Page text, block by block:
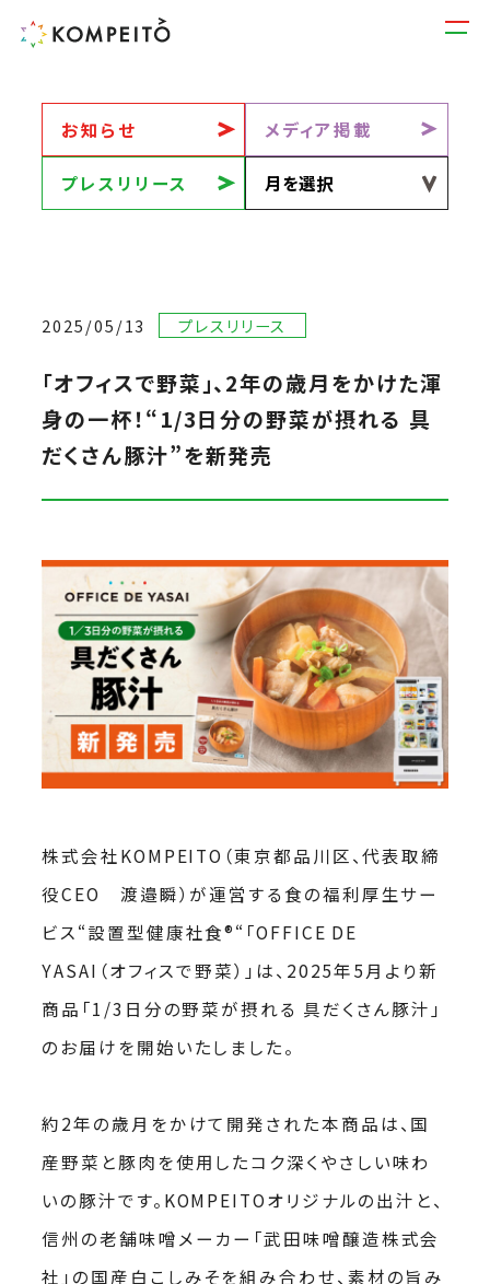
お知らせ メディア掲載
プレスリリース
2025/05/13 プレスリリース
「オフィスで野菜」、2年の歳月をかけた渾
身の一杯！“1/3日分の野菜が摂れる 具
だくさん豚汁”を新発売
株式会社KOMPEITO（東京都品川区、代表取締
役CEO 渡邉瞬）が運営する食の福利厚生サー
ビス“設置型健康社食®“「OFFICE DE
YASAI（オフィスで野菜）」は、2025年5月より新
商品「1/3日分の野菜が摂れる 具だくさん豚汁」
のお届けを開始いたしました。
約2年の歳月をかけて開発された本商品は、国
産野菜と豚肉を使用したコク深くやさしい味わ
いの豚汁です。KOMPEITOオリジナルの出汁と、
信州の老舗味噌メーカー「武田味噌醸造株式会
社」の国産白こしみそを組み合わせ、素材の旨み